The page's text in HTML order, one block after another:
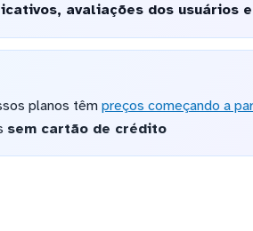
avaliações dos usuários
planos têm preços começando a
sem cartão de crédito